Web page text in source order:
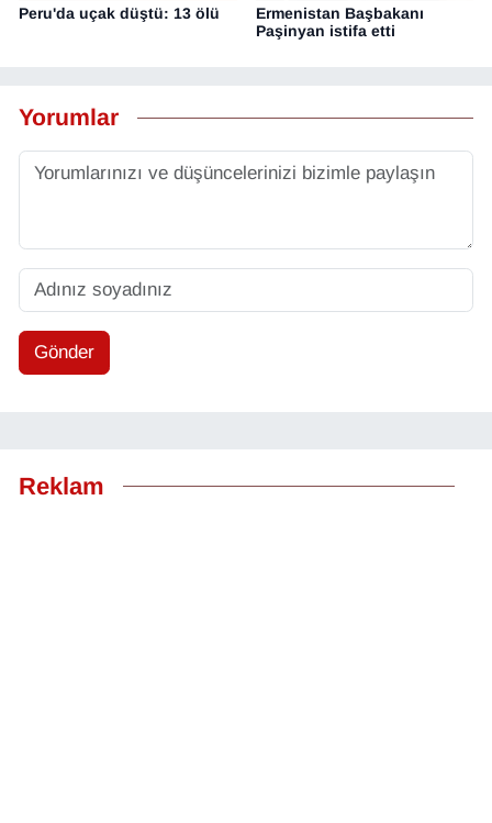
Peru'da uçak düştü: 13 ölü
Ermenistan Başbakanı
Paşinyan istifa etti
Yorumlar
Gönder
Reklam